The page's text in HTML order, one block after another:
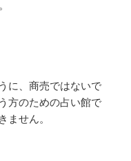
に、商売ではないで
方のための占い館で
ません。